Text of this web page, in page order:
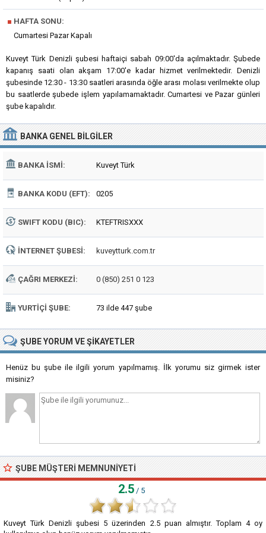
■ HAFTA SONU:
Cumartesi Pazar Kapalı
Kuveyt Türk Denizli şubesi haftaiçi sabah 09:00'da açılmaktadır. Şubede
kapanış saati olan akşam 17:00'e kadar hizmet verilmektedir. Denizli
şubesinde 12:30 - 13:30 saatleri arasında öğle arası molası verilmekte olup
bu saatlerde şubede işlem yapılamamaktadır. Cumartesi ve Pazar günleri
şube kapalıdır.
BANKA GENEL BILGILER
BANKA İSMI: Kuveyt Türk
BANKA KODU (EFT): 0205
SWIFT KODU (BIC): KTEFTRISXXX
İNTERNET ŞUBESI: kuveytturk.com.tr
ÇAĞRI MERKEZI: 0 (850) 251 0 123
YURTIÇI ŞUBE: 73 ilde 447 şube
ŞUBEYORUM VE ŞIKAYETLER
Henüz bu şube ile ilgili yorum yapılmamış. İlk yorumu siz girmek ister
misiniz?
ŞUBE MÜŞTERI MEMNUNIYETI
2.5 / 5
Kuveyt Türk Denizli şubesi 5 üzerinden 2.5puan almıştır. Toplam 4oy